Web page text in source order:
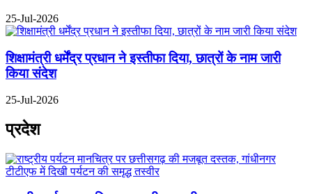
25-Jul-2026
शिक्षामंत्री धर्मेंद्र प्रधान ने इस्तीफा दिया, छात्रों के नाम जारी
किया संदेश
25-Jul-2026
प्रदेश